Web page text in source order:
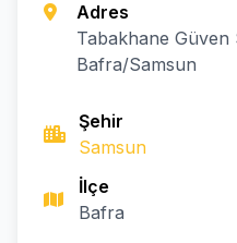
Adres
Tabakhane
Bafra/Samsun
Şehir
Samsun
İlçe
Bafra